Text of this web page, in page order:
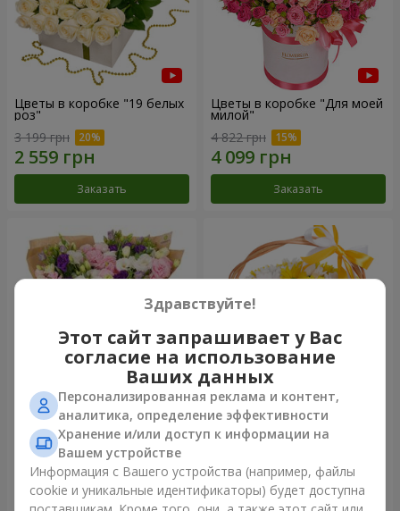
Цветы в коробке "19 белых
роз"
3 199 грн
Заказать
Цветы в коробке "Для моей
милой"
4 822 грн
Заказать
15 разноцветных эустом
3 679 грн
Заказать
Корзина "Солнышко"
Заказать
Здравствуйте!
Этот сайт запрашивает у Вас
согласие на использование
Ваших данных
Персонализированная реклама и контент,
аналитика, определение эффективности
Хранение и/или доступ к информации на
Вашем устройстве
Информация с Вашего устройства (например, файлы
cookie и уникальные идентификаторы) будет доступна